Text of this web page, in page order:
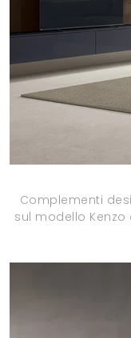
Complementi
sul modello